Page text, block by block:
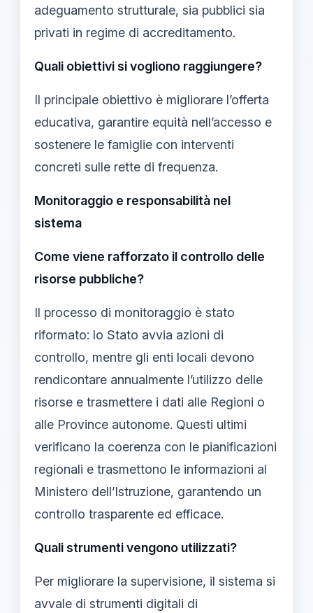
adeguamento strutturale, sia pubblici sia
privati in regime di accreditamento.
Quali obiettivi si vogliono raggiungere?
Il principale obiettivo è migliorare l’offerta
educativa, garantire equità nell’accesso e
sostenere le famiglie con interventi
concreti sulle rette di frequenza.
Monitoraggio e responsabilità nel
sistema
Come viene rafforzato il controllo delle
risorse pubbliche?
Il processo di monitoraggio è stato
riformato: lo Stato avvia azioni di
controllo, mentre gli enti locali devono
rendicontare annualmente l’utilizzo delle
risorse e trasmettere i dati alle Regioni o
alle Province autonome. Questi ultimi
verificano la coerenza con le pianificazioni
regionali e trasmettono le informazioni al
Ministero dell’Istruzione, garantendo un
controllo trasparente ed efficace.
Quali strumenti vengono utilizzati?
Per migliorare la supervisione, il sistema si
avvale di strumenti digitali di